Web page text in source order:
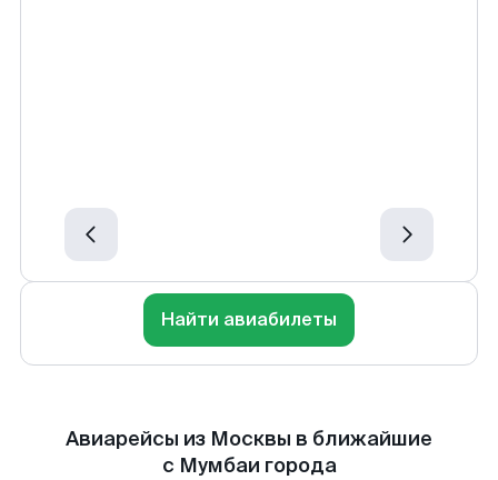
Найти авиабилеты
Авиарейсы из Москвы в ближайшие
с Мумбаи города